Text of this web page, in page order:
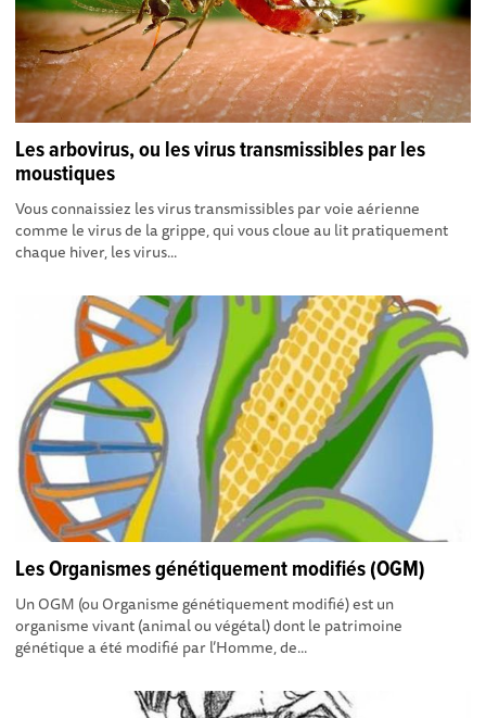
Les arbovirus, ou les virus transmissibles par les
moustiques
Vous connaissiez les virus transmissibles par voie aérienne
comme le virus de la grippe, qui vous cloue au lit pratiquement
chaque hiver, les virus...
Les Organismes génétiquement modifiés (OGM)
Un OGM (ou Organisme génétiquement modifié) est un
organisme vivant (animal ou végétal) dont le patrimoine
génétique a été modifié par l’Homme, de...